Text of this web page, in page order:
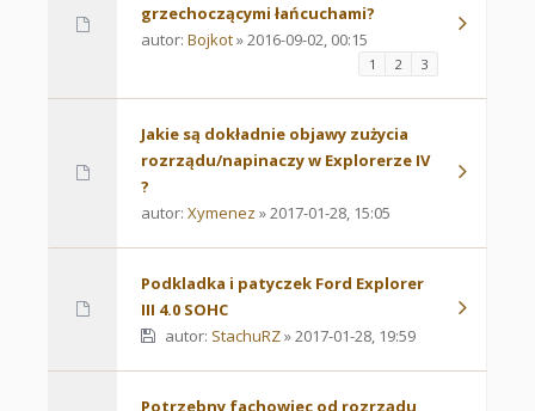
grzechoczącymi łańcuchami?
autor: Bojkot» 2016-09-02, 00:15
1 2 3
Jakie są dokładnie objawy zużycia
rozrządu/napinaczy w Explorerze IV
?
autor: Xymenez » 2017-01-28, 15:05
Podkladka i patyczek Ford Explorer
III 4.0 SOHC
autor: StachuRZ» 2017-01-28, 19:59
Potrzebny fachowiec od rozrządu